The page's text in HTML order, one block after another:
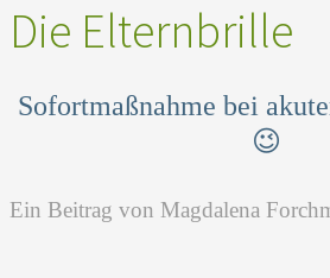
Die Elternbrille
Sofortmaßnahme bei
😉
Ein Beitrag von Magdalena